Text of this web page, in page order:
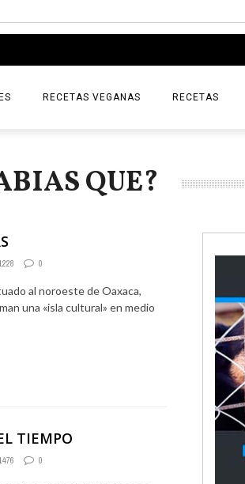
RECETAS VEGANAS RECETAS
QUE?
0
al noroeste de Oaxaca,
una «isla cultural» en medio
TIEMPO
0